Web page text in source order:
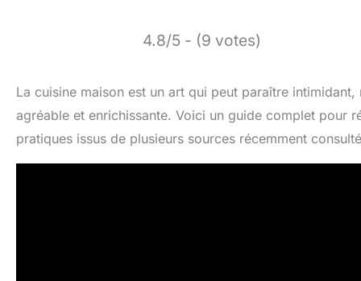
4.8/5 - (9 votes)
La cuisine maison est un art qui peut paraître
agréable et enrichissante. Voici un guide complet pour
pratiques issus de plusieurs sources récemment